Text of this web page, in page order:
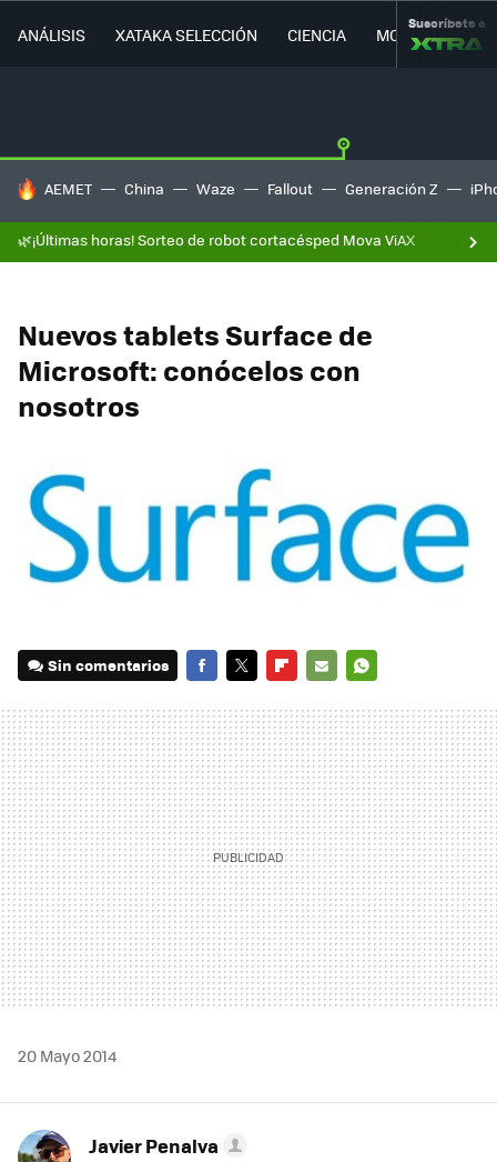
ANÁLISIS XATAKA SELECCIÓN CIENCIA MOVILIDAD
Suscríbete a
HOY SE HABLA DE
AEMET China Waze Fallout Generación Z
🌿¡Últimas horas! Sorteo de robot cortacésped Mova ViAX
Nuevos tablets Surface de
Microsoft: conócelos con
nosotros
Sin comentarios
MAIL
20 Mayo 2014
Javier Penalva